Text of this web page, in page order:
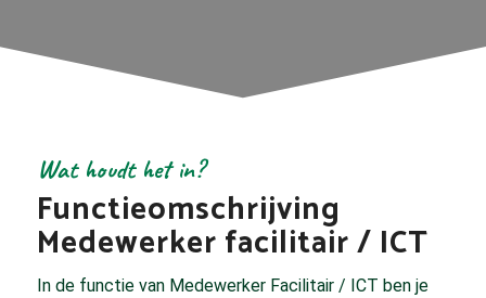
Wat houdt het in?
Functieomschrijving
Medewerker facilitair / ICT
In de functie van Medewerker Facilitair / ICT ben je